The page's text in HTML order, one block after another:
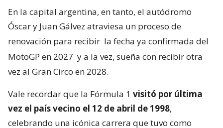
En la capital argentina, en tanto, el autódromo
Óscar y Juan Gálvez atraviesa un proceso de
renovación para recibir la fecha ya confirmada del
MotoGP en 2027 y a la vez, sueña con recibir otra
vez al Gran Circo en 2028.
Vale recordar que la Fórmula 1 visitó por última
vez el país vecino el 12 de abril de 1998,
celebrando una icónica carrera que tuvo como